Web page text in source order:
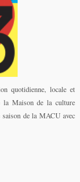
quotidienne, locale et
la Maison de la culture
de la MACU avec